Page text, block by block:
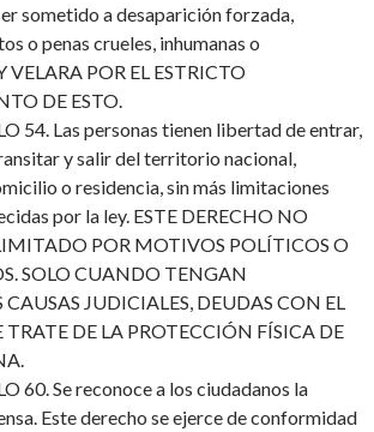
sometido a desaparición forzada,
o penas crueles, inhumanas o
VELARA POR EL ESTRICTO
DE ESTO.
54. Las personas tienen libertad de entrar,
y salir del territorio nacional,
o residencia, sin más limitaciones
por la ley. ESTE DERECHO NO
POR MOTIVOS POLÍTICOS O
SOLO CUANDO TENGAN
JUDICIALES, DEUDAS CON EL
TRATE DE LA PROTECCIÓN FÍSICA DE
60. Se reconoce a los ciudadanos la
Este derecho se ejerce de conformidad